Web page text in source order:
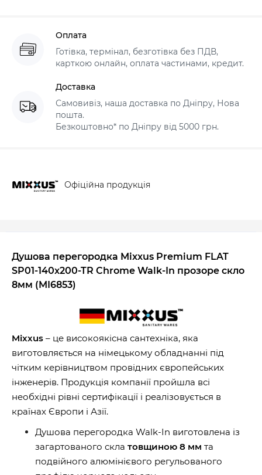
Оплата
Готівка, термінал, безготівка без ПДВ,
карткою онлайн, оплата частинами, кредит.
Доставка
Самовивіз, наша доставка по Дніпру, Нова
пошта.
Безкоштовно* по Дніпру від 5000 грн.
Офіційна продукція
Душова перегородка Mixxus Premium FLAT
SP01-140x200-TR Chrome Walk-In прозоре скло
8мм ( MI6853)
Mixxus – це високоякісна сантехніка, яка
виготовляється на німецькому обладнанні під
чітким керівництвом провідних європейських
інженерів. Продукція компанії пройшла всі
необхідні рівні сертифікації і реалізовується в
країнах Європи і Азії.
Душова перегородка Walk-In виготовлена із
загартованого скла товщиною 8 мм та
подвійного алюмінієвого регульованого